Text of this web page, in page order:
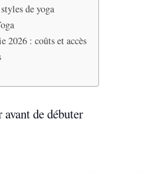
de yoga
2026 : coûts et accès
de débuter